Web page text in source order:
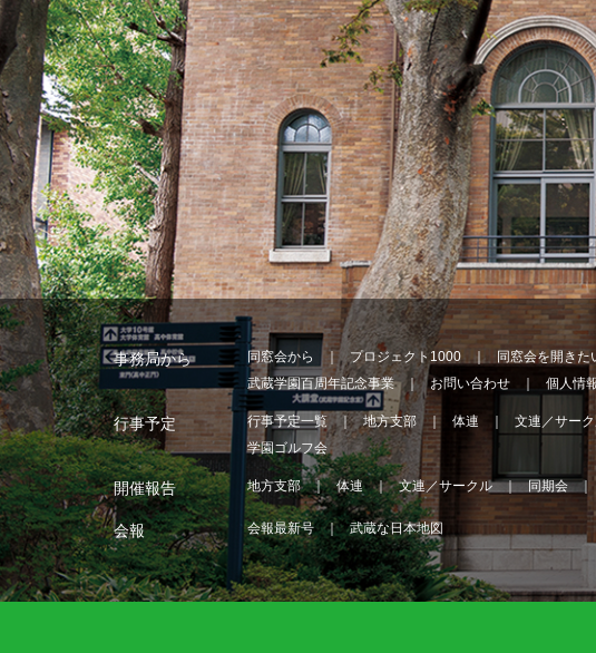
事務局から 同窓会から プロジェクト1000 同窓会を開きた
武蔵学園百周年記念事業
お問い合わせ 個人情
行事予定 行事予定一覧 地方支部 体連 文連／サー
学園ゴルフ会
開催報告 地方支部 体連 文連／サークル 同期会
会報 会報最新号 武蔵な日本地図